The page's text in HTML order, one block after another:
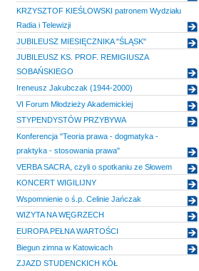
KRZYSZTOF KIEŚLOWSKI patronem Wydziału
Radia i Telewizji
JUBILEUSZ MIESIĘCZNIKA "ŚLĄSK"
JUBILEUSZ KS. PROF. REMIGIUSZA
SOBAŃSKIEGO
Ireneusz Jakubczak (1944-2000)
VI Forum Młodzieży Akademickiej
STYPENDYSTÓW PRZYBYWA
Konferencja "Teoria prawa - dogmatyka -
praktyka - stosowania prawa"
VERBA SACRA, czyli o spotkaniu ze Słowem
KONCERT WIGILIJNY
Wspomnienie o ś.p. Celinie Jańczak
WIZYTA NA WĘGRZECH
EUROPA PEŁNA WARTOŚCI
Biegun zimna w Katowicach
ZJAZD STUDENCKICH KÓŁ